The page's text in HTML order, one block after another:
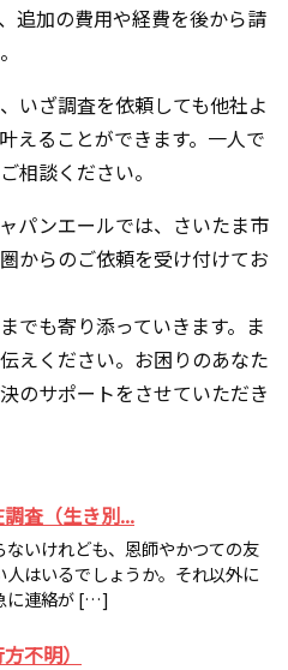
追加の費用や経費を後から請
いざ調査を依頼しても他社よ
えることができます。一人で
相談ください。
パンエールでは、さいたま市
からのご依頼を受け付けてお
でも寄り添っていきます。ま
えください。お困りのあなた
のサポートをさせていただき
査（生き別...
ないけれども、恩師やかつての友
人はいるでしょうか。それ以外に
に連絡が […]
不明）